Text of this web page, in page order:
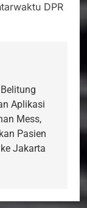
DPR
Aplikasi
Mess,
Pasien
Jakarta